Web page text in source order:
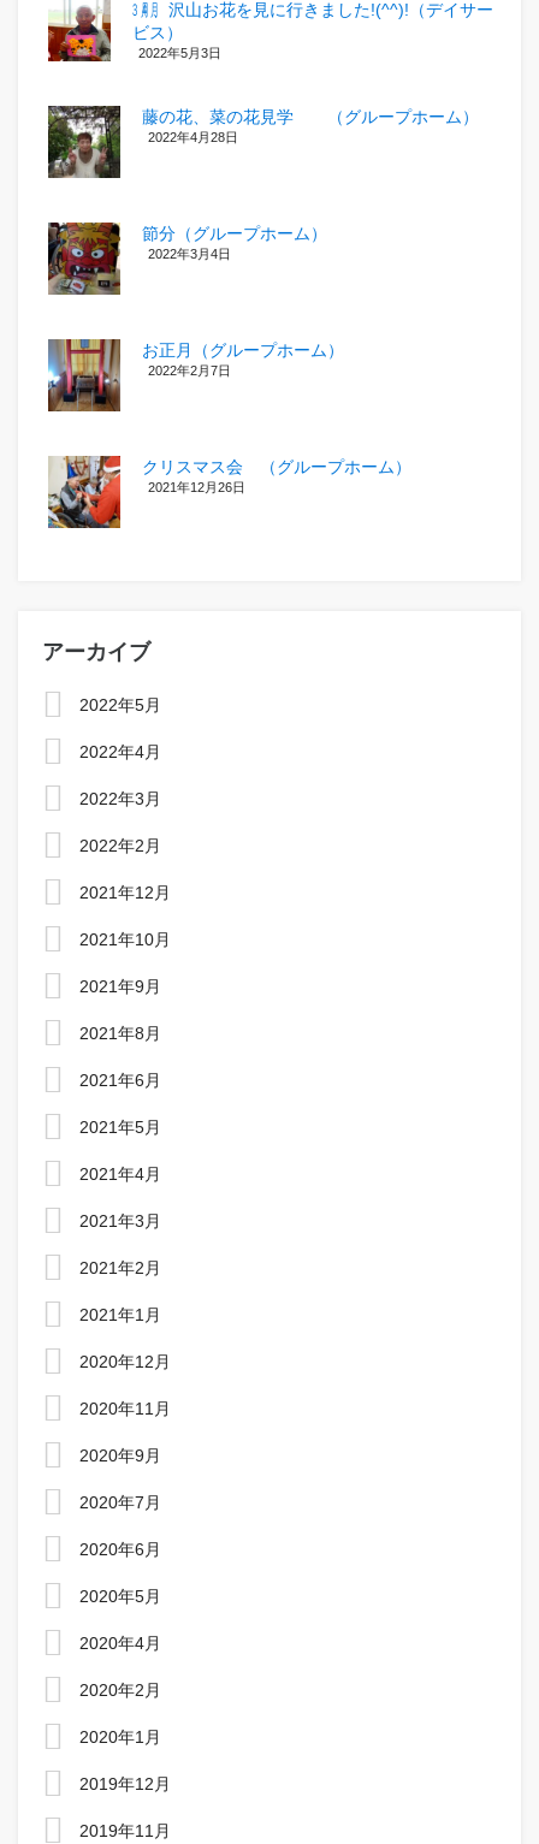
㋂㋃、沢山お花を見に行きました!(^^)!（デイサー
ビス）
2022年5月3日
藤の花、菜の花見学 （グループホーム）
2022年4月28日
節分（グループホーム）
2022年3月4日
お正月（グループホーム）
2022年2月7日
クリスマス会 （グループホーム）
2021年12月26日
アーカイブ
2022年5月
2022年4月
2022年3月
2022年2月
2021年12月
2021年10月
2021年9月
2021年8月
2021年6月
2021年5月
2021年4月
2021年3月
2021年2月
2021年1月
2020年12月
2020年11月
2020年9月
2020年7月
2020年6月
2020年5月
2020年4月
2020年2月
2020年1月
2019年12月
2019年11月